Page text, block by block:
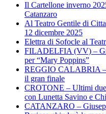
Il Cartellone inverno
Catanzaro
Al Teatro Gentile di
12 dicembre 2025
Elettra di Sofocle al
FILADELFIA (VV) –
per “Mary Poppins”
REGGIO CALABRIA –
il gran finale
CROTONE – Ultimi
con Lunetta Savino e
CATANZARO –